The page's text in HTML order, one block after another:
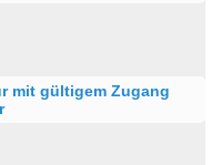
mit gültigem Zugang